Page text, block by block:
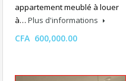
appartement meublé à louer
à… Plus d'informations
CFA 600,000.00